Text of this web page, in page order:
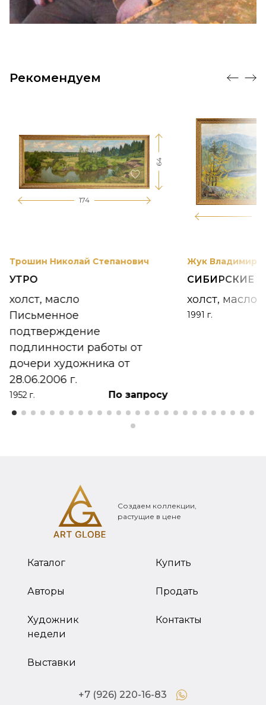
Рекомендуем
174
64
Трошин Николай Степанович
УТРО
холст, масло
Письменное
подтверждение
подлинности работы от
дочери художника от
28.06.2006 г.
1952 г. По запросу
Жук Владимир
СИБИРСКИЕ
холст, масло
1991 г.
Создаем коллекции,
растущие в цене
Каталог
Авторы
Художник
недели
Выставки
Купить
Продать
Контакты
+7 (926) 220-16-83